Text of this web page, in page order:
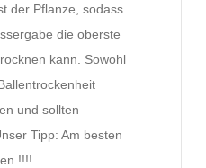
der Pflanze, sodass
die oberste
kann. Sowohl
und sollten
Tipp: Am besten
!!!!